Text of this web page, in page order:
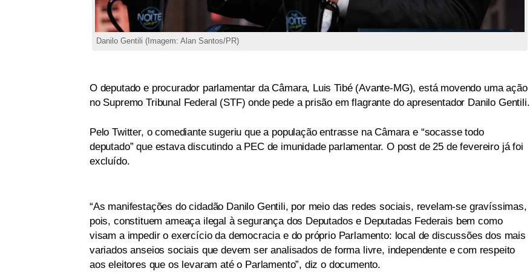
Danilo Gentili (Imagem: Alan Santos/PR)
O deputado e procurador parlamentar da Câmara, Luis Tibé (Avante-MG), está movendo uma ação
no Supremo Tribunal Federal (STF) onde pede a prisão em flagrante do apresentador Danilo Gentili.
Pelo Twitter, o comediante sugeriu que a população entrasse na Câmara e “socasse todo
deputado” que estava discutindo a PEC de imunidade parlamentar. O post de 25 de fevereiro já foi
excluído.
“As manifestações do cidadão Danilo Gentili, por meio das redes sociais, revelam-se gravíssimas,
pois, constituem ameaça ilegal à segurança dos Deputados e Deputadas Federais bem como
visam a impedir o exercício da democracia e do próprio Parlamento: local de discussões dos mais
variados anseios sociais que devem ser analisados de forma livre, independente e com respeito
aos eleitores que os levaram até o Parlamento”, diz o documento.